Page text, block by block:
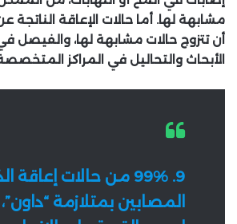
مشابهة لها. أما حالات الإعاقة الناتجة
أن تتزوج حالات مشابهة لها، والفيصل
الأبحاث والتحاليل في المراكز
9. 99% من حالات إعاقة
المصابين بمتلازمة